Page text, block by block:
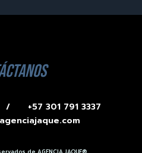
/
+57 301 791 3337